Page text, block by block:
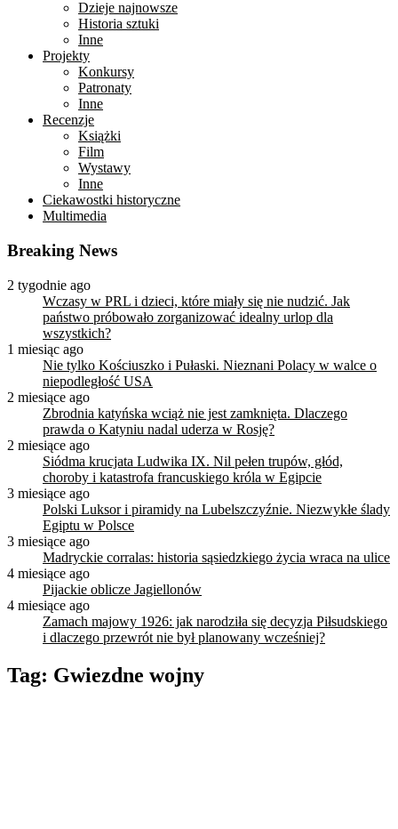
Dzieje najnowsze
Historia sztuki
Inne
Projekty
Konkursy
Patronaty
Inne
Recenzje
Książki
Film
Wystawy
Inne
Ciekawostki historyczne
Multimedia
Breaking News
2 tygodnie ago
Wczasy w PRL i dzieci, które miały się nie nudzić. Jak
państwo próbowało zorganizować idealny urlop dla
wszystkich?
1 miesiąc ago
Nie tylko Kościuszko i Pułaski. Nieznani Polacy w walce o
niepodległość USA
2 miesiące ago
Zbrodnia katyńska wciąż nie jest zamknięta. Dlaczego
prawda o Katyniu nadal uderza w Rosję?
2 miesiące ago
Siódma krucjata Ludwika IX. Nil pełen trupów, głód,
choroby i katastrofa francuskiego króla w Egipcie
3 miesiące ago
Polski Luksor i piramidy na Lubelszczyźnie. Niezwykłe ślady
Egiptu w Polsce
3 miesiące ago
Madryckie corralas: historia sąsiedzkiego życia wraca na ulice
4 miesiące ago
Pijackie oblicze Jagiellonów
4 miesiące ago
Zamach majowy 1926: jak narodziła się decyzja Piłsudskiego
i dlaczego przewrót nie był planowany wcześniej?
Tag: Gwiezdne wojny